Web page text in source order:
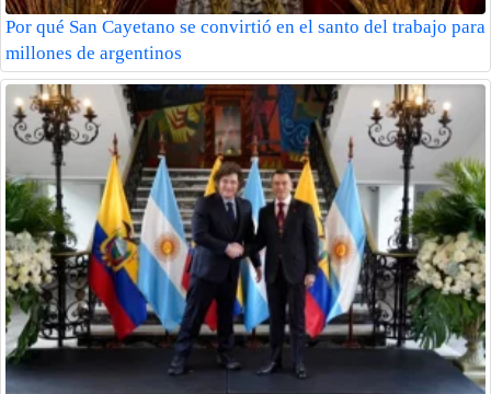
Por qué San Cayetano se convirtió en el santo del trabajo para
millones de argentinos